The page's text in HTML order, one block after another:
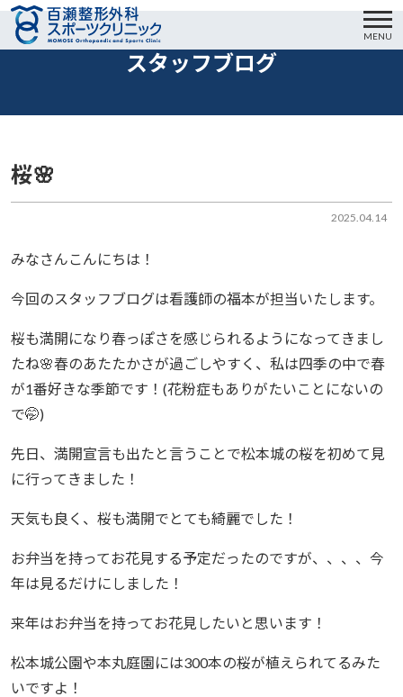
MENU
スタッフブログ
2025.04.14
桜🌸
みなさんこんにちは！
今回のスタッフブログは看護師の福本が担当いたします。
桜も満開になり春っぽさを感じられるようになってきまし
たね🌸春のあたたかさが過ごしやすく、私は四季の中で春
が1番好きな季節です！(花粉症もありがたいことにないの
で🤭)
先日、満開宣言も出たと言うことで松本城の桜を初めて見
に行ってきました！
天気も良く、桜も満開でとても綺麗でした！
お弁当を持ってお花見する予定だったのですが、、、、今
年は見るだけにしました！
来年はお弁当を持ってお花見したいと思います！
松本城公園や本丸庭園には300本の桜が植えられてるみた
いですよ！